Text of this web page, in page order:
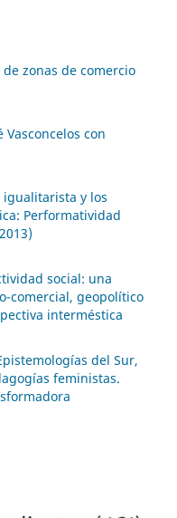
zonas de comercio
con
y los
Performatividad
social: una
comercial, geopolítico
interméstica
del Sur,
feministas.